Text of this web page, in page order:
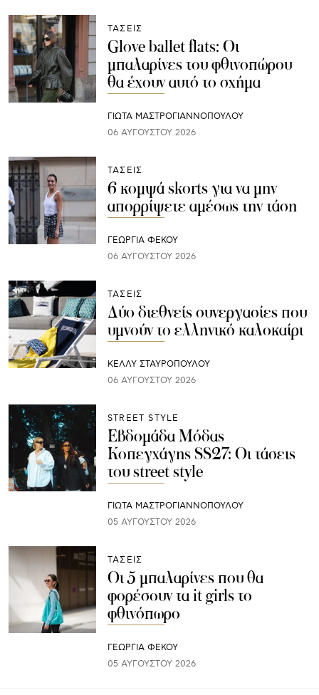
ΤΑΣΕΙΣ
Glove ballet flats: Οι
μπαλαρίνες του φθινοπώρου
θα έχουν αυτό το σχήμα
ΓΙΩΤΑ ΜΑΣΤΡΟΓΙΑΝΝΟΠΟΥΛΟΥ
06 ΑΥΓΟΎΣΤΟΥ 2026
ΤΑΣΕΙΣ
6 κομψά skorts για να μην
απορρίψετε αμέσως την τάση
ΓΕΩΡΓΙΑ ΦΕΚΟΥ
06 ΑΥΓΟΎΣΤΟΥ 2026
ΤΑΣΕΙΣ
Δύο διεθνείς συνεργασίες που
υμνούν το ελληνικό καλοκαίρι
ΚΕΛΛΥ ΣΤΑΥΡΟΠΟΥΛΟΥ
06 ΑΥΓΟΎΣΤΟΥ 2026
STREET STYLE
Εβδομάδα Μόδας
Κοπεγχάγης SS27: Οι τάσεις
του street style
ΓΙΩΤΑ ΜΑΣΤΡΟΓΙΑΝΝΟΠΟΥΛΟΥ
05 ΑΥΓΟΎΣΤΟΥ 2026
ΤΑΣΕΙΣ
Οι 5 μπαλαρίνες που θα
φορέσουν τα it girls το
φθινόπωρο
ΓΕΩΡΓΙΑ ΦΕΚΟΥ
05 ΑΥΓΟΎΣΤΟΥ 2026